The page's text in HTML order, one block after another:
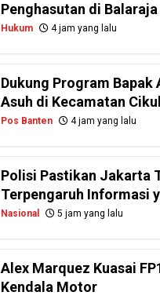
Penghasutan di Balaraja
Hukum 4 jam yang lalu
Dukung Program Bapak
Asuh di Kecamatan
Pos Banten 4 jam yang lalu
Polisi Pastikan Jakarta
Terpengaruh Informasi
Nasional 5 jam yang lalu
Alex Marquez Kuasai
Kendala Motor